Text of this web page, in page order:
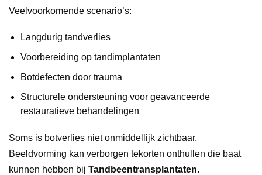
Veelvoorkomende scenario’s:
Langdurig tandverlies
Voorbereiding op tandimplantaten
Botdefecten door trauma
Structurele ondersteuning voor geavanceerde
restauratieve behandelingen
Soms is botverlies niet onmiddellijk zichtbaar.
Beeldvorming kan verborgen tekorten onthullen die baat
kunnen hebben bij Tandbeentransplantaten.